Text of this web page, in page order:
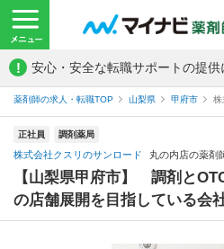
! 安心・安全な転職サポートの提供
薬剤師の求人・転職TOP 山梨県 甲府市 株
正社員 調剤薬局
株式会社クスリのサンロード 丸の内店の薬剤
【山梨県甲府市】 調剤と
の店舗展開を目指している会